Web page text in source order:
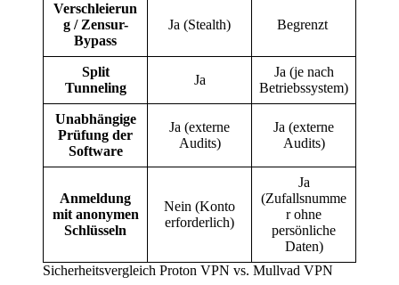
Verschleierun
g / Zensur-
Bypass
Ja (Stealth) Begrenzt
Split
Tunneling
Ja
Ja (je nach
Betriebssystem)
Unabhängige
Prüfung der
Software
Ja (externe
Audits)
Ja (externe
Audits)
Anmeldung
mit anonymen
Schlüsseln
Nein (Konto
erforderlich)
Ja
(Zufallsnumme
r ohne
persönliche
Daten)
Sicherheitsvergleich Proton VPN vs. Mullvad VPN